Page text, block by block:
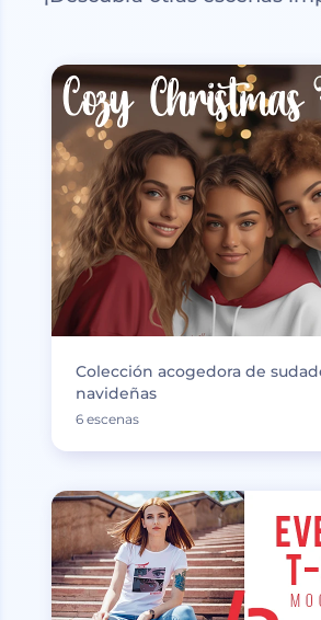
Colección acogedora de
navideñas
6 escenas